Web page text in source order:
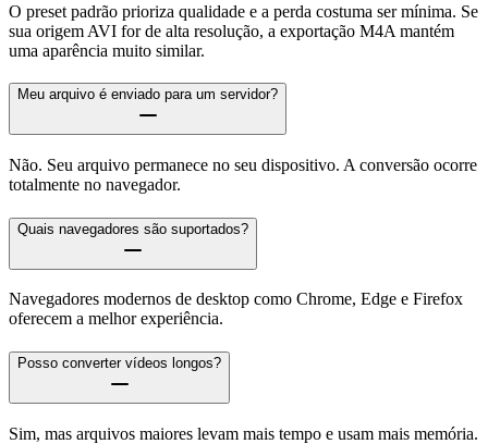
O preset padrão prioriza qualidade e a perda costuma ser mínima. Se
sua origem AVI for de alta resolução, a exportação M4A mantém
uma aparência muito similar.
Meu arquivo é enviado para um servidor?
Não. Seu arquivo permanece no seu dispositivo. A conversão ocorre
totalmente no navegador.
Quais navegadores são suportados?
Navegadores modernos de desktop como Chrome, Edge e Firefox
oferecem a melhor experiência.
Posso converter vídeos longos?
Sim, mas arquivos maiores levam mais tempo e usam mais memória.